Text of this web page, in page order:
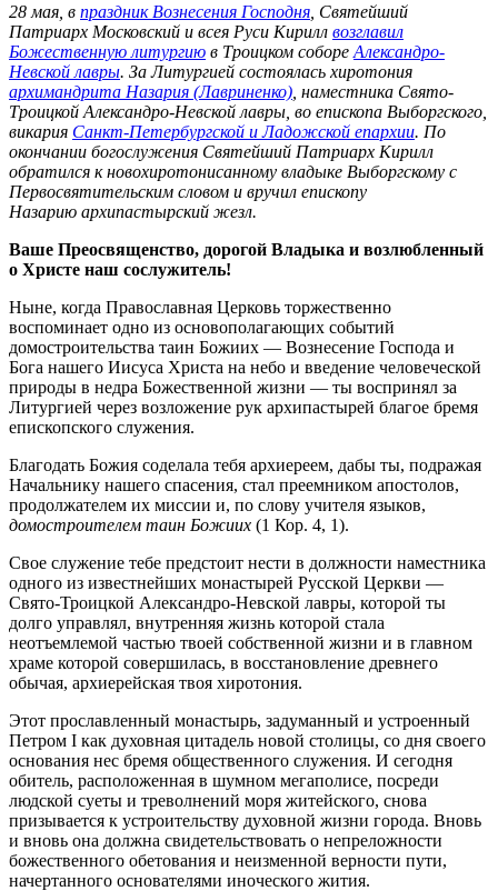
28 мая, в праздник Вознесения Господня , Святейший
Патриарх Московский и всея Руси Кирилл возглавил
Божественную литургию в Троицком соборе Александро-
Невской лавры. За Литургией состоялась хиротония
архимандрита Назария (Лавриненко) , наместника Свято-
Троицкой Александро-Невской лавры, во епископа Выборгского,
викария Санкт-Петербургской и Ладожской епархии. По
окончании богослужения Святейший Патриарх Кирилл
обратился к новохиротонисанному владыке Выборгскому с
Первосвятительским словом и вручил епископу
Назарию архипастырский жезл.
Ваше Преосвященство, дорогой Владыка и возлюбленный
о Христе наш сослужитель!
Ныне, когда Православная Церковь торжественно
воспоминает одно из основополагающих событий
домостроительства таин Божиих — Вознесение Господа и
Бога нашего Иисуса Христа на небо и введение человеческой
природы в недра Божественной жизни — ты воспринял за
Литургией через возложение рук архипастырей благое бремя
епископского служения.
Благодать Божия соделала тебя архиереем, дабы ты, подражая
Начальнику нашего спасения, стал преемником апостолов,
продолжателем их миссии и, по слову учителя языков,
домостроителем таин Божиих (1 Кор. 4, 1).
Свое служение тебе предстоит нести в должности наместника
одного из известнейших монастырей Русской Церкви —
Свято-Троицкой Александро-Невской лавры, которой ты
долго управлял, внутренняя жизнь которой стала
неотъемлемой частью твоей собственной жизни и в главном
храме которой совершилась, в восстановление древнего
обычая, архиерейская твоя хиротония.
Этот прославленный монастырь, задуманный и устроенный
Петром I как духовная цитадель новой столицы, со дня своего
основания нес бремя общественного служения. И сегодня
обитель, расположенная в шумном мегаполисе, посреди
людской суеты и треволнений моря житейского, снова
призывается к устроительству духовной жизни города. Вновь
и вновь она должна свидетельствовать о непреложности
божественного обетования и неизменной верности пути,
начертанного основателями иноческого жития.